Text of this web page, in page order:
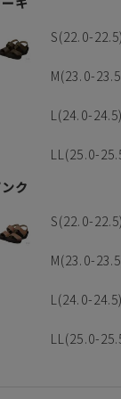
S(22.0-22.5)
M(23.0-
L(24.0-24.5)
LL(25.0-
ク
S(22.0-22.5)
M(23.0-
L(24.0-24.5)
LL(25.0-